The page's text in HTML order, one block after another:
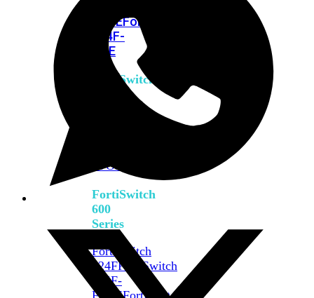
FPOEFortiSwitchRugged
424F-
POE
FortiSwitch
FPOE
FortiSwitch
600
Series
FortiSwitch
624FFortiSwitch
624F-
FPOEFortiSwitch